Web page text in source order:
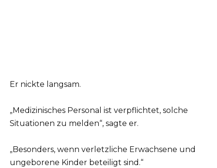
Er nickte langsam.
„Medizinisches Personal ist verpflichtet, solche
Situationen zu melden“, sagte er.
„Besonders, wenn verletzliche Erwachsene und
ungeborene Kinder beteiligt sind.“